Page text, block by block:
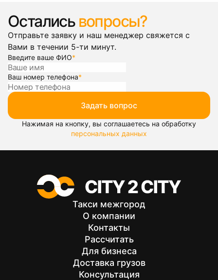
Остались вопросы?
Отправьте заявку и наш менеджер свяжется с
Вами в течении 5-ти минут.
Введите ваше ФИО*
Ваш номер телефона*
Задать вопрос
Нажимая на кнопку, вы соглашаетесь на обработку
персональных данных
Такси межгород
О компании
Контакты
Рассчитать
Для бизнеса
Доставка грузов
Консультация